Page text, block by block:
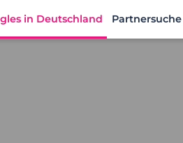
in Deutschland Partnersuche